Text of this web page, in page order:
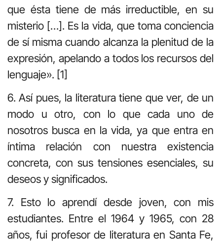
que ésta tiene de más irreductible, en su
misterio […]. Es la vida, que toma conciencia
de sí misma cuando alcanza la plenitud de la
expresión, apelando a todos los recursos del
lenguaje». [1]
6. Así pues, la literatura tiene que ver, de un
modo u otro, con lo que cada uno de
nosotros busca en la vida, ya que entra en
íntima relación con nuestra existencia
concreta, con sus tensiones esenciales, su
deseos y significados.
7. Esto lo aprendí desde joven, con mis
estudiantes. Entre el 1964 y 1965, con 28
años, fui profesor de literatura en Santa Fe,